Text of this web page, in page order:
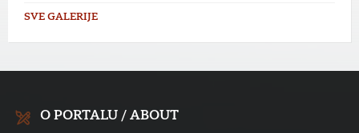
SVE GALERIJE
O PORTALU / ABOUT